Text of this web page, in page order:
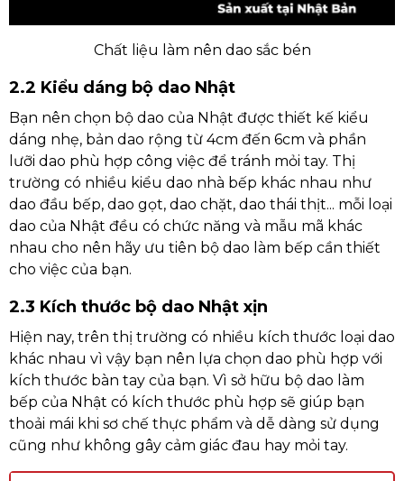
Chất liệu làm nên dao sắc bén
2.2 Kiểu dáng bộ dao Nhật
Bạn nên chọn bộ dao của Nhật được thiết kế kiểu
dáng nhẹ, bản dao rộng từ 4cm đến 6cm và phần
lưỡi dao phù hợp công việc để tránh mỏi tay. Thị
trường có nhiều kiểu dao nhà bếp khác nhau như
dao đầu bếp, dao gọt, dao chặt, dao thái thịt... mỗi loại
dao của Nhật đều có chức năng và mẫu mã khác
nhau cho nên hãy ưu tiên bộ dao làm bếp cần thiết
cho việc của bạn.
2.3 Kích thước bộ dao Nhật xịn
Hiện nay, trên thị trường có nhiều kích thước loại dao
khác nhau vì vậy bạn nên lựa chọn dao phù hợp với
kích thước bàn tay của bạn. Vì sở hữu bộ dao làm
bếp của Nhật có kích thước phù hợp sẽ giúp bạn
thoải mái khi sơ chế thực phẩm và dễ dàng sử dụng
cũng như không gây cảm giác đau hay mỏi tay.